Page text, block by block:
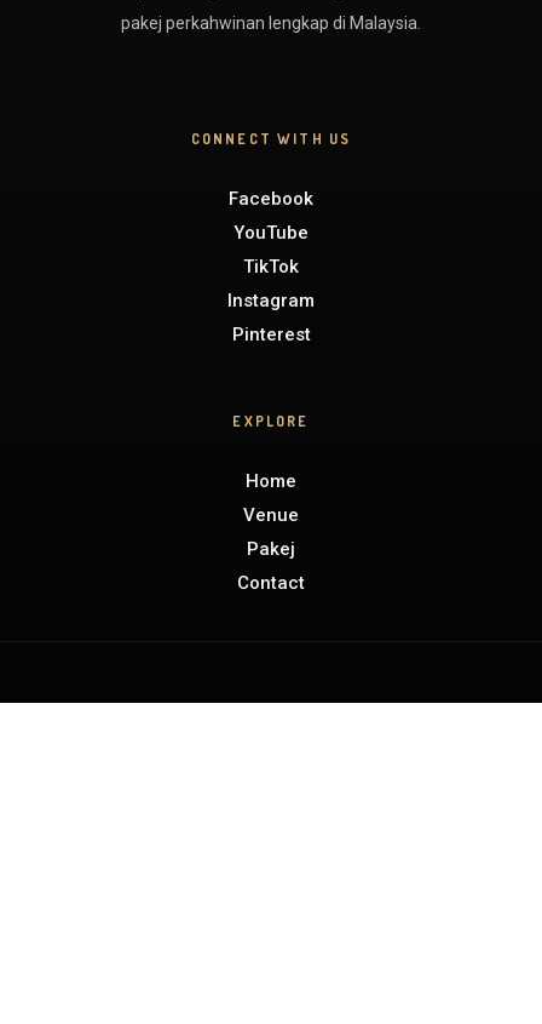
pakej perkahwinan lengkap di Malaysia.
CONNECT WITH US
Facebook
YouTube
TikTok
Instagram
Pinterest
EXPLORE
Home
Venue
Pakej
Contact